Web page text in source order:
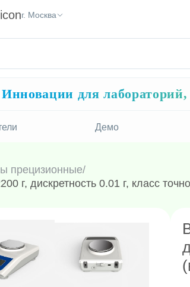
г. Москва
Инновации для
Демо
прецизионные/
г, дискретность 0.01 г, класс